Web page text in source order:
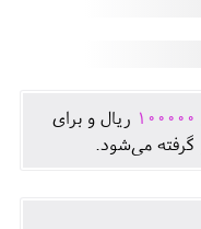
100000 ريال و برای
گرفته می‌شود.